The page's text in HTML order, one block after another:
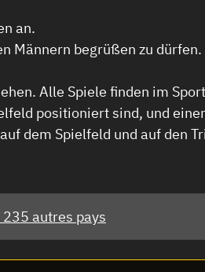
an.
Männern begrüßen zu
Alle Spiele finden im
positioniert sind, und
dem Spielfeld und auf den
235 autres pays